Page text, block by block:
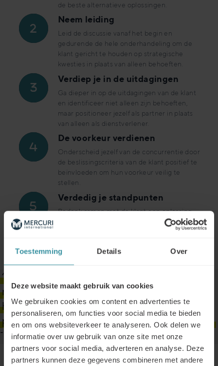
Toestemming Details Over
Deze website maakt gebruik van cookies
We gebruiken cookies om content en advertenties te
personaliseren, om functies voor social media te bieden
en om ons websiteverkeer te analyseren. Ook delen we
informatie over uw gebruik van onze site met onze
partners voor social media, adverteren en analyse. Deze
partners kunnen deze gegevens combineren met andere
de beste alternatieve oplossingen.
Neem leiding
Leid de discussie vanaf het begin en
gedurende de hele onderhandeling om de
klant gericht te houden op strategische
kwesties in plaats van alleen behoeften.
Verdiep je in de uitdagingen
Ga dieper in op de uitdagingen van de klant
en identificeer niet alleen zijn behoeften,
maar positioneer jezelf als partner in plaats
van alleen als dienstverlener.
De voorkeur verdienen
Onderscheid jezelf van de concurrentie door
de beslissingscriteria van de klant positief te
beïnvloeden om hun voorkeur veilig te
stellen.
Verdedig je standpunten
Bedenk samen met de klant een oplossing
onderhandelen vermijdt en concessies inruilt
“Our CAEs are now able to argue and
negotiate with greater credibility. They
highlight verifiable facts to support their
proposals, which reinforces our clients’ trust.”
Fabien Bouillot